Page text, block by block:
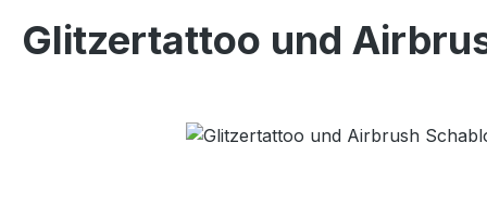
Glitzertattoo und
Bildergalerie überspringen